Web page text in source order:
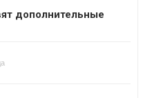
дополнительные